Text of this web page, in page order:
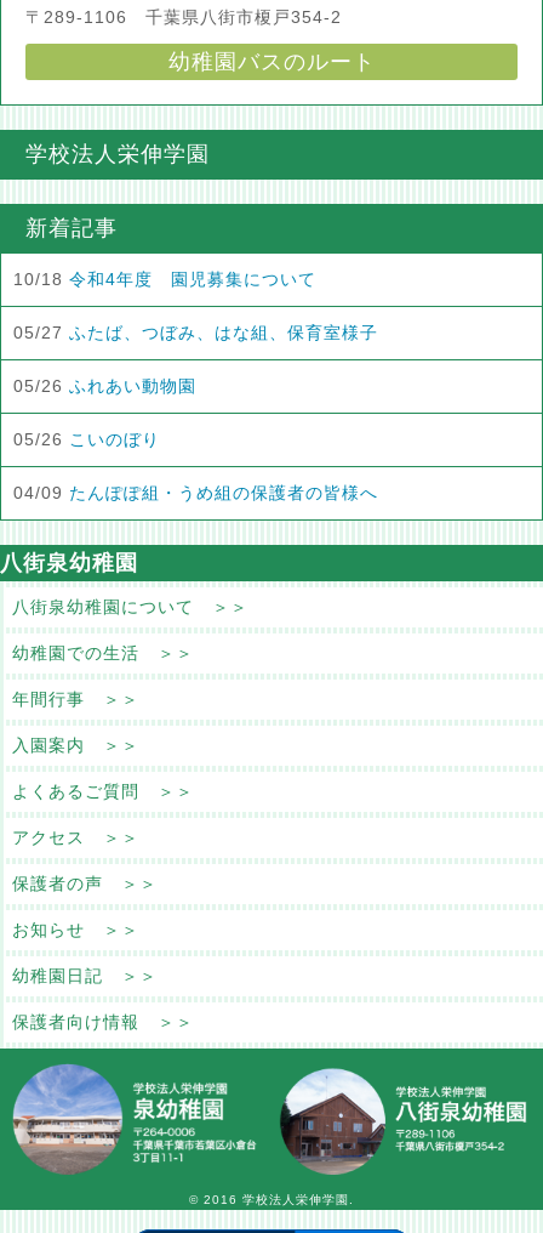
〒289-1106 千葉県八街市榎戸354-2
幼稚園バスのルート
学校法人栄伸学園
新着記事
10/18 令和4年度 園児募集について
05/27 ふたば、つぼみ、はな組、保育室様子
05/26 ふれあい動物園
05/26 こいのぼり
04/09 たんぽぽ組・うめ組の保護者の皆様へ
八街泉幼稚園
八街泉幼稚園について ＞＞
幼稚園での生活 ＞＞
年間行事 ＞＞
入園案内 ＞＞
よくあるご質問 ＞＞
アクセス ＞＞
保護者の声 ＞＞
お知らせ ＞＞
幼稚園日記 ＞＞
保護者向け情報 ＞＞
© 2016 学校法人栄伸学園.